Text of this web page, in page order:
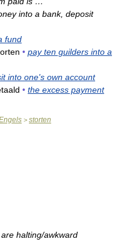
into a bank, deposit
fund
• pay ten guilders into a
into one's own account
• the excess payment
> storten
halting/awkward